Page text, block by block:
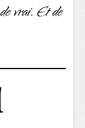
vrai. Et de